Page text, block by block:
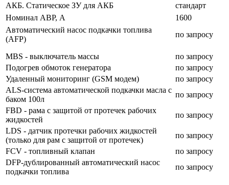
АКБ. Статическое ЗУ для АКБ
стандарт
Номинал АВР, А
1600
Автоматический насос подкачки топлива
(AFP)
по запросу
MBS - выключатель массы
по запросу
Подогрев обмоток генератора
по запросу
Удаленный мониторинг (GSM модем)
по запросу
ALS-система автоматической подкачки масла с
баком 100л
по запросу
FBD - рама с защитой от протечек рабочих
жидкостей
по запросу
LDS - датчик протечки рабочих жидкостей
(только для рам с защитой от протечек)
по запросу
FCV - топливный клапан
по запросу
DFP-дублированный автоматический насос
подкачки топлива
по запросу